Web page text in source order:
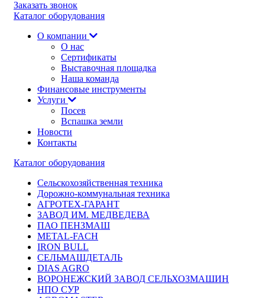
Заказать звонок
Каталог оборудования
О компании
О нас
Сертификаты
Выставочная площадка
Наша команда
Финансовые инструменты
Услуги
Посев
Вспашка земли
Новости
Контакты
Каталог оборудования
Сельскохозяйственная техника
Дорожно-коммунальная техника
АГРОТЕХ-ГАРАНТ
ЗАВОД ИМ. МЕДВЕДЕВА
ПАО ПЕНЗМАШ
METAL-FACH
IRON BULL
СЕЛЬМАШДЕТАЛЬ
DIAS AGRO
ВОРОНЕЖСКИЙ ЗАВОД СЕЛЬХОЗМАШИН
НПО СУР